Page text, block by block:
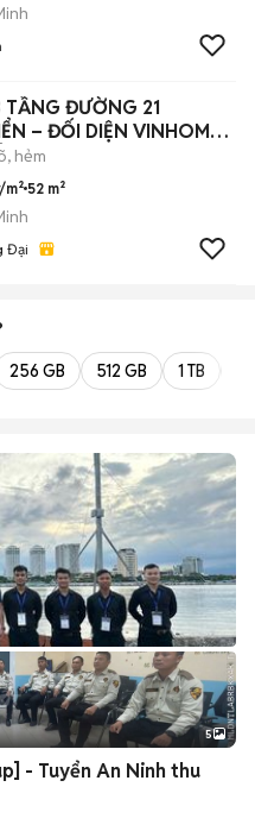
ĐƯỜNG 21
– ĐỐI DIỆN VINHOMES
hẻm
m² 52 m²
Đại
256 GB 512 GB 1 TB
5
- Tuyển An Ninh thu